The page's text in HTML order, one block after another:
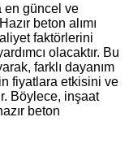
en güncel ve
beton alımı
faktörlerini
olacaktır. Bu
farklı dayanım
fiyatlara etkisini ve
Böylece, inşaat
beton